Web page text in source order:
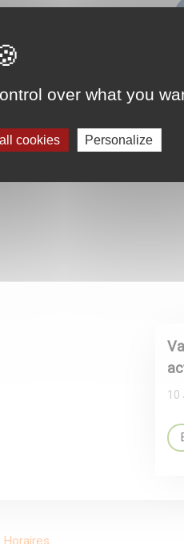
10
Horaires
over what you
cookies Personalize